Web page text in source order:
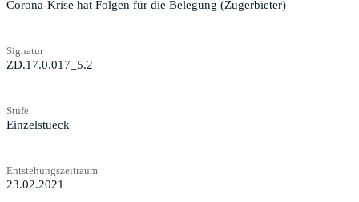
Corona-Krise hat Folgen für die Belegung (Zugerbieter)
Signatur
ZD.17.0.017_5.2
Stufe
Einzelstueck
Entstehungszeitraum
23.02.2021